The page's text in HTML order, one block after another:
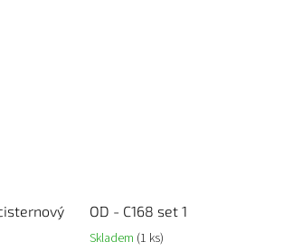
OD - C168 set 1
Skladem (1 ks)